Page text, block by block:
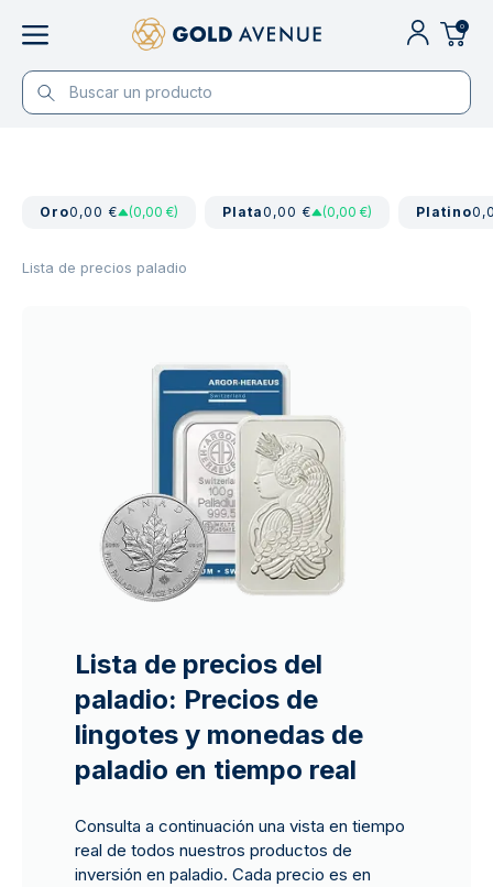
0
Oro0,00 € (0,00 €) Plata0,00 € (0,00 €) Platino
Lista de precios paladio
Lista de precios del
paladio: Precios de
lingotes y monedas de
paladio en tiempo real
Consulta a continuación una vista en tiempo
real de todos nuestros productos de
inversión en paladio. Cada precio es en